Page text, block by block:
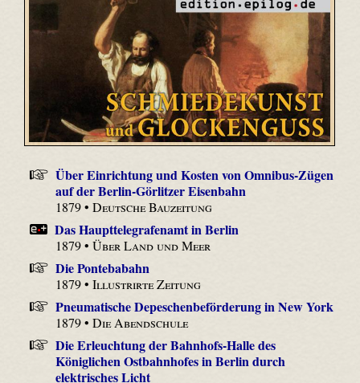
Über Einrichtung und Kosten von Omnibus-Zügen
auf der Berlin-Görlitzer Eisenbahn
1879 •Deutsche Bauzeitung
Das Haupttelegrafenamt in Berlin
1879 •Über Land und Meer
Die Pontebabahn
1879 •Illustrirte Zeitung
Pneumatische Depeschenbeförderung in New York
1879 •Die Abendschule
Die Erleuchtung der Bahnhofs-Halle des
Königlichen Ostbahnhofes in Berlin durch
elektrisches Licht